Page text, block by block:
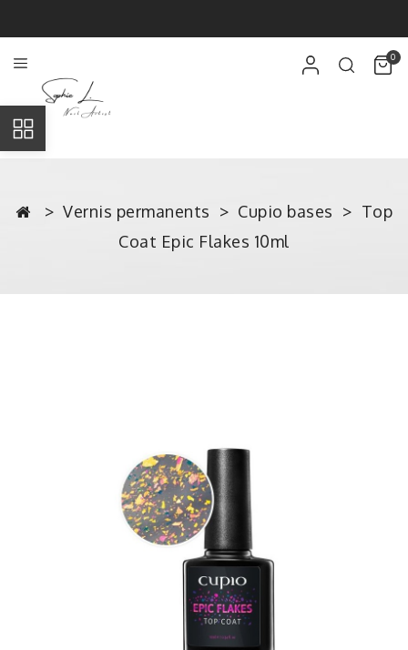
0
Vernis permanents Cupio bases
Top
Coat Epic Flakes 10ml